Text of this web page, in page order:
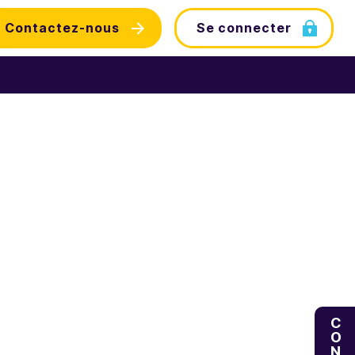
Contactez-nous Se connecter